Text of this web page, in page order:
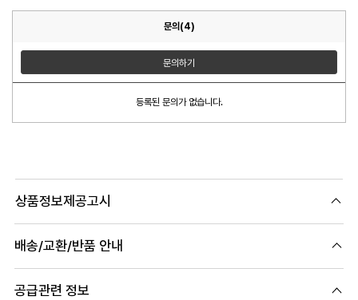
문의(4)
문의하기
등록된 문의가 없습니다.
상품정보제공고시
배송/교환/반품 안내
공급관련 정보